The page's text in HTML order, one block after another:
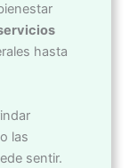
hasta
las
sentir.